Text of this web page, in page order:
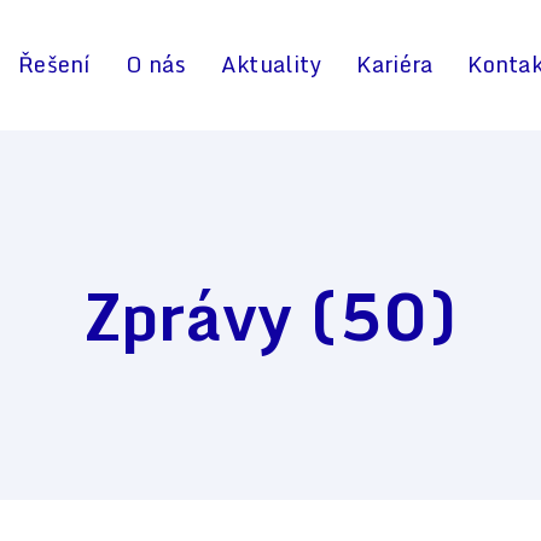
Řešení O nás Aktuality Kariéra
Zprávy (50)